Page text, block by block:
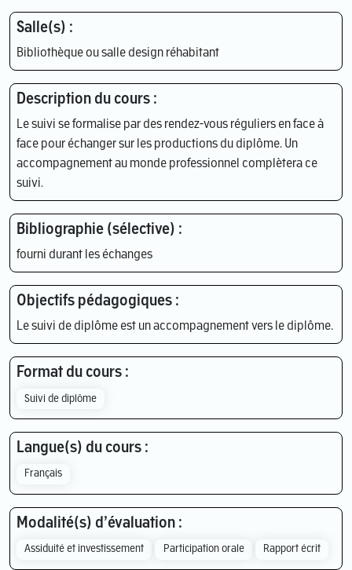
Salle(s) :
Bibliothèque ou salle design réhabitant
Description du cours :
Le suivi se formalise par des rendez-vous réguliers en face à
face pour échanger sur les productions du diplôme. Un
accompagnement au monde professionnel complètera ce
suivi.
Bibliographie (sélective) :
fourni durant les échanges
Objectifs pédagogiques :
Le suivi de diplôme est un accompagnement vers le diplôme.
Format du cours :
Suivi de diplôme
Langue(s) du cours :
Français
Modalité(s) d’évaluation :
Assiduité et investissement Participation orale Rapport écrit